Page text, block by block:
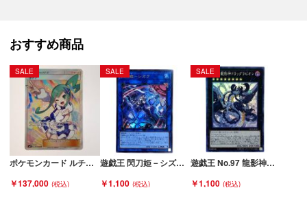
当店とは一切関係がございませんのでご注意ください。
おすすめ商品
SALE
ポケモンカード ルチア 104/096 SM7 SR 折れ有 Cランク
￥137,000
SALE
遊戯王 閃刀姫－シズク SLF1-JP039 ウルトラレア イラスト違い トレカ Bランク
￥1,100
SALE
遊戯王 No.97 龍影神ドラッグラビリオン CP19-JP033 コレクターズレア トレカ Bランク
￥1,100